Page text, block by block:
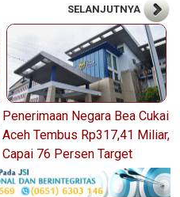
SELANJUTNYA
Penerimaan Negara Bea Cukai
Aceh Tembus Rp317,41 Miliar,
Capai 76 Persen Target